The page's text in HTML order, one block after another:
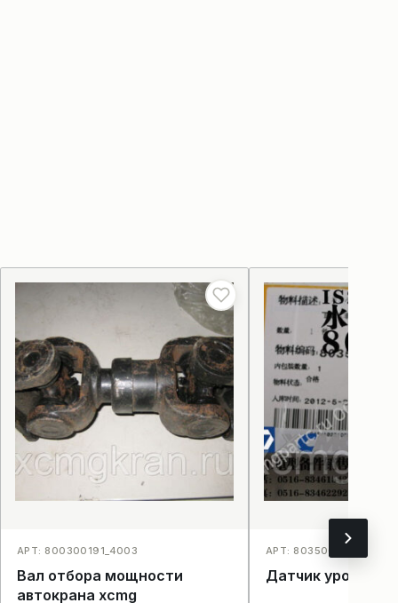
АРТ: 800300191_4003
Вал отбора мощности
автокрана xcmg
АРТ:
Датчик уровня